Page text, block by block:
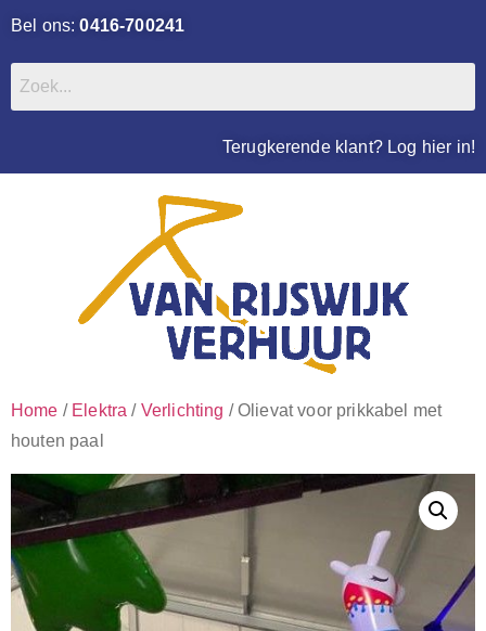
Bel ons:0416-700241
Terugkerende klant? Log hier in!
Home / Elektra / Verlichting / Olievat voor prikkabel met
houten paal